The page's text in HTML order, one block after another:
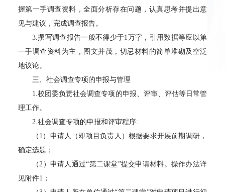
握第一手调查资料，全面分析存在问题，认真思考并提出意
见与建议，完成调查报告。
3.撰写调查报告一般不得少于1万字，引用数据等应以第
一手调查资料为主，图文并茂，切忌材料的简单堆砌及空泛
地议论。
三、社会调查专项的申报与管理
1.校团委负责社会调查专项的申报、评审、评估等日常管
理工作。
2.社会调查专项的申报和评审程序:
（1）申请人（即项目负责人）根据要求开展前期调研，
确定选题；
（2）申请人通过“第二课堂”提交申请材料。操作办法详
见附件1；